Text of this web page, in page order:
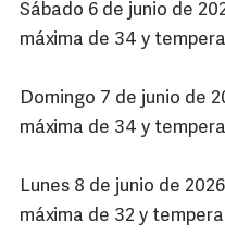
Sábado 6 de junio de
máxima de 34 y
Domingo 7 de junio de
máxima de 34 y
Lunes 8 de junio de
máxima de 32 y